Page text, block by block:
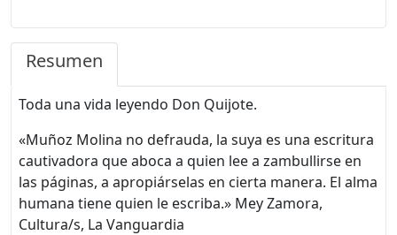
Resumen
Toda una vida leyendo Don Quijote.
«Muñoz Molina no defrauda, la suya es una escritura
cautivadora que aboca a quien lee a zambullirse en
las páginas, a apropiárselas en cierta manera. El alma
humana tiene quien le escriba.» Mey Zamora,
Cultura/s, La Vanguardia